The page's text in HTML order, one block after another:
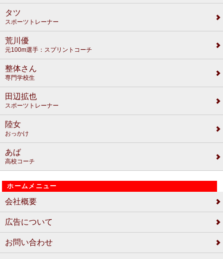
タツ
スポーツトレーナー
荒川優
元100m選手：スプリントコーチ
整体さん
専門学校生
田辺拡也
スポーツトレーナー
陸女
おっかけ
あば
高校コーチ
ホームメニュー
会社概要
広告について
お問い合わせ